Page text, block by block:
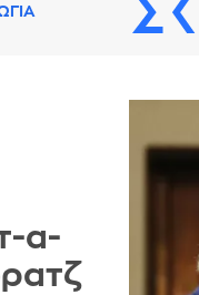
α-